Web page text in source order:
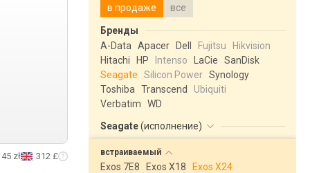
zł 312 £
в продаже все
Бренды
A-Data
Apacer Dell Fujitsu
Hikvision
Hitachi
HP Intenso LaCie
SanDisk
Seagate
Silicon Power Synology
Toshiba
Transcend
Ubiquiti
Verbatim
WD
Seagate(исполнение)
встраиваемый
Exos 7E8 Exos X18
Exos X24